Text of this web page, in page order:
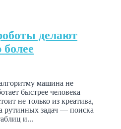
делают
машина не
быстрее человека
не только из креатива,
рутинных задач — поиска
и...